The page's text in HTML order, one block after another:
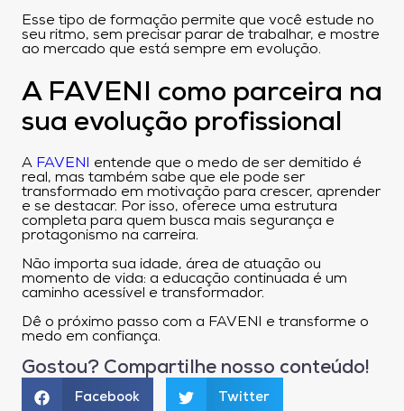
Esse tipo de formação permite que você estude no
seu ritmo, sem precisar parar de trabalhar, e mostre
ao mercado que está sempre em evolução.
A FAVENI como parceira na
sua evolução profissional
A FAVENI entende que o medo de ser demitido é
real, mas também sabe que ele pode ser
transformado em motivação para crescer, aprender
e se destacar. Por isso, oferece uma estrutura
completa para quem busca mais segurança e
protagonismo na carreira.
Não importa sua idade, área de atuação ou
momento de vida: a educação continuada é um
caminho acessível e transformador.
Dê o próximo passo com a FAVENI e transforme o
medo em confiança.
Gostou? Compartilhe nosso conteúdo!
Facebook Twitter